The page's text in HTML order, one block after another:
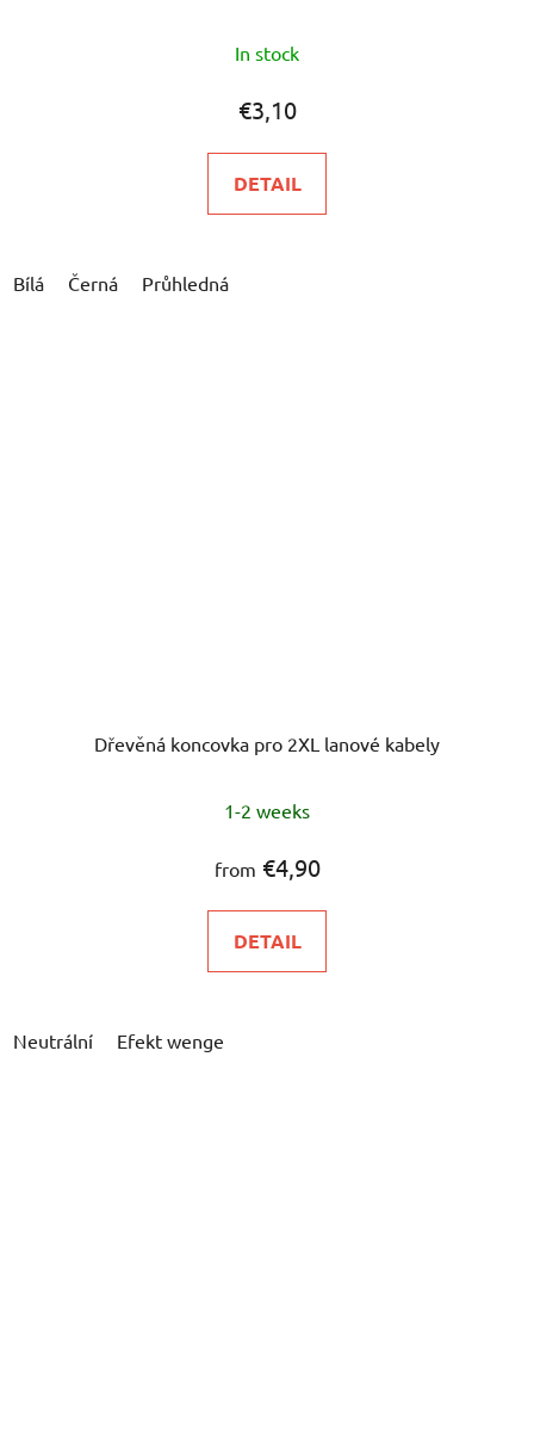
In stock
€3,10
DETAIL
Bílá Černá Průhledná
Dřevěná koncovka pro 2XL lanové kabely
1-2 weeks
from €4,90
DETAIL
Neutrální Efekt wenge